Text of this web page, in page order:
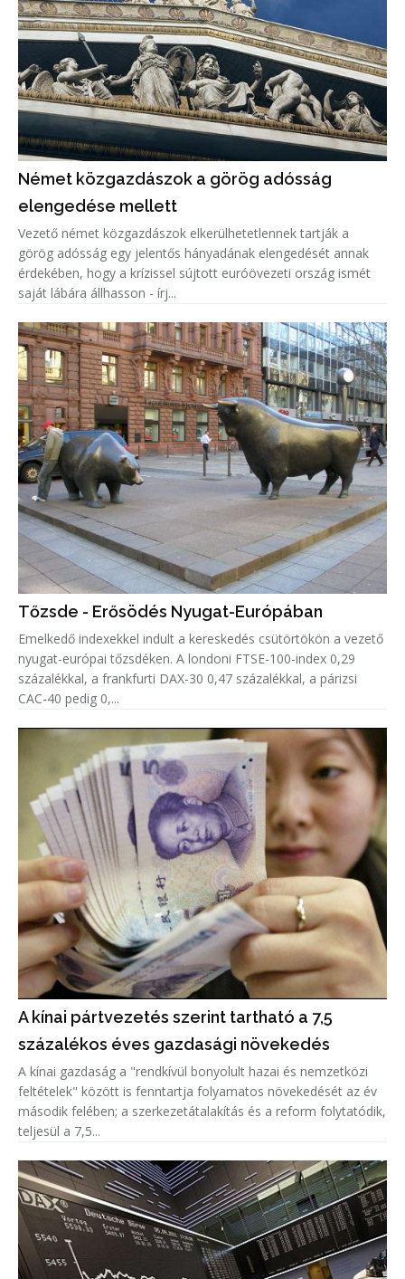
Német közgazdászok a görög adósság
elengedése mellett
Vezető német közgazdászok elkerülhetetlennek tartják a
görög adósság egy jelentős hányadának elengedését annak
érdekében, hogy a krízissel sújtott euróövezeti ország ismét
saját lábára állhasson - írj...
Tőzsde - Erősödés Nyugat-Európában
Emelkedő indexekkel indult a kereskedés csütörtökön a vezető
nyugat-európai tőzsdéken. A londoni FTSE-100-index 0,29
százalékkal, a frankfurti DAX-30 0,47 százalékkal, a párizsi
CAC-40 pedig 0,...
A kínai pártvezetés szerint tartható a 7,5
százalékos éves gazdasági növekedés
A kínai gazdaság a "rendkívül bonyolult hazai és nemzetközi
feltételek" között is fenntartja folyamatos növekedését az év
második felében; a szerkezetátalakítás és a reform folytatódik,
teljesül a 7,5...